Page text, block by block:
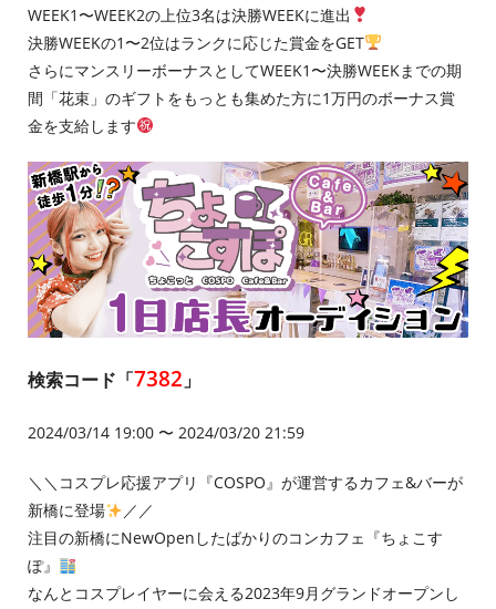
WEEK1〜WEEK2の上位3名は決勝WEEKに進出
決勝WEEKの1〜2位はランクに応じた賞金をGET
さらにマンスリーボーナスとしてWEEK1〜決勝WEEKまでの期
間「花束」のギフトをもっとも集めた方に1万円のボーナス賞
金を支給します
検索コード「7382 」
2024/03/14 19:00 〜 2024/03/20 21:59
＼＼コスプレ応援アプリ『COSPO』が運営するカフェ&バーが
新橋に登場
／／
注⽬の新橋にNewOpenしたばかりのコンカフェ『ちょこす
ぽ』
なんとコスプレイヤーに会える2023年9⽉グランドオープンし